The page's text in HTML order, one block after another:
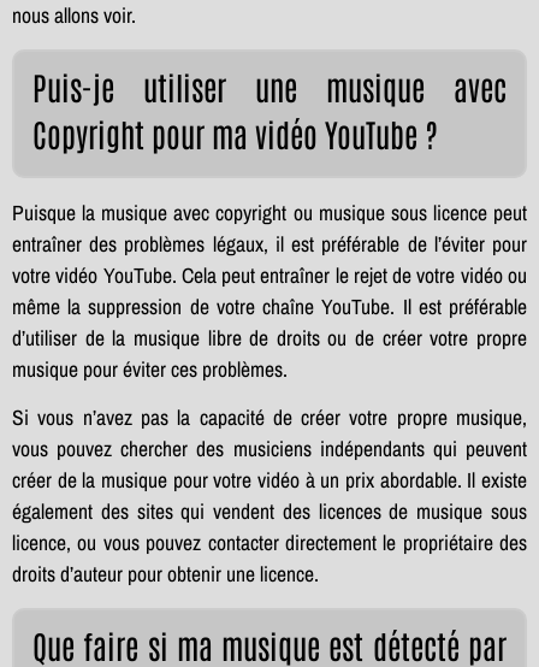
nous allons voir.
Puis-je utiliser une musique avec
Copyright pour ma vidéo YouTube ?
Puisque la musique avec copyright ou musique sous licence peut
entraîner des problèmes légaux, il est préférable de l’éviter pour
votre vidéo YouTube. Cela peut entraîner le rejet de votre vidéo ou
même la suppression de votre chaîne YouTube. Il est préférable
d’utiliser de la musique libre de droits ou de créer votre propre
musique pour éviter ces problèmes.
Si vous n’avez pas la capacité de créer votre propre musique,
vous pouvez chercher des musiciens indépendants qui peuvent
créer de la musique pour votre vidéo à un prix abordable. Il existe
également des sites qui vendent des licences de musique sous
licence, ou vous pouvez contacter directement le propriétaire des
droits d’auteur pour obtenir une licence.
Que faire si ma musique est détecté par